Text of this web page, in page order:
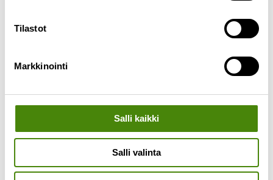
Tilastot
Markkinointi
Salli kaikki
Salli valinta